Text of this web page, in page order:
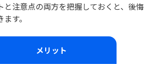
と注意点の両方を把握しておくと、後悔
す。
メリット